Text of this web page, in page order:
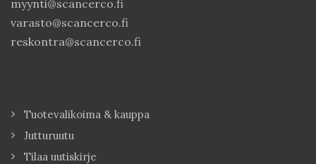
myynti@scancerco.fi
varasto@scancerco.fi
reskontra@scancerco.fi
Tuotevalikoima & kauppa
Jutturuutu
Tilaa uutiskirje